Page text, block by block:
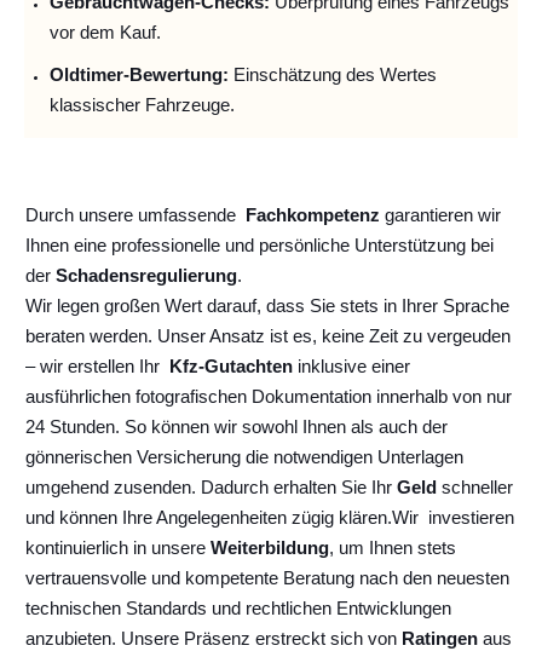
vor dem Kauf.
Oldtimer-Bewertung: Einschätzung des Wertes
klassischer Fahrzeuge.
Durch unsere umfassende Fachkompetenz garantieren wir
Ihnen eine professionelle und persönliche Unterstützung bei
der Schadensregulierung.
Wir legen großen Wert darauf, dass Sie stets in Ihrer Sprache
beraten werden. Unser Ansatz ist es, keine Zeit zu vergeuden
– wir erstellen Ihr Kfz-Gutachten inklusive einer
ausführlichen fotografischen Dokumentation innerhalb von nur
24 Stunden. So können wir sowohl Ihnen als auch der
gönnerischen Versicherung die notwendigen Unterlagen
umgehend zusenden. Dadurch erhalten Sie Ihr Geld schneller
und können Ihre Angelegenheiten zügig klären.Wir investieren
kontinuierlich in unsere Weiterbildung, um Ihnen stets
vertrauensvolle und kompetente Beratung nach den neuesten
technischen Standards und rechtlichen Entwicklungen
anzubieten. Unsere Präsenz erstreckt sich von Ratingen aus